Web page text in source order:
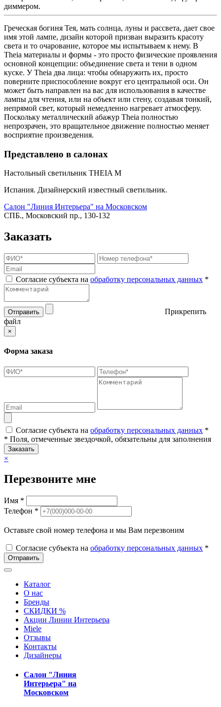
диммером.
Греческая богиня Тея, мать солнца, луны и рассвета, дает свое
имя этой лампе, дизайн которой призван выразить красоту
света и то очарование, которое мы испытываем к нему. В
Theia материалы и формы - это просто физические проявления
основной концепции: объединение света и тени в одном
куске. У Theia два лица: чтобы обнаружить их, просто
поверните приспособление вокруг его центральной оси. Он
может быть направлен на вас для использования в качестве
лампы для чтения, или на объект или стену, создавая тонкий,
непрямой свет, который немедленно нагревает атмосферу.
Поскольку металлический абажур Theia полностью
непрозрачен, это вращательное движение полностью меняет
восприятие произведения.
Представлено в салонах
Наcтольный светильник THEIA M
Испания. Дизайнерский известный светильник.
Салон "Линия Интерьера" на Московском
СПБ., Московский пр., 130-132
Заказать
Согласие субъекта на обработку персональных данных *
Отправить
Прикрепить
файл
×
Форма заказа
Согласие субъекта на обработку персональных данных *
* Поля, отмеченные звездочкой, обязательны для заполнения
Заказать
×
Перезвоните мне
Имя *
Телефон *
Оставьте свой номер телефона и мы Вам перезвоним
Согласие субъекта на обработку персональных данных *
Отправить
Каталог
О нас
Бренды
СКИДКИ %
Акции Линии Интерьера
Miele
Отзывы
Контакты
Дизайнеры
Салон "Линия
Интерьера" на
Московском